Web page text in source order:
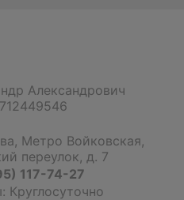
Александрович
, Метро Войковская,
переулок, д. 7
117-74-27
Круглосуточно